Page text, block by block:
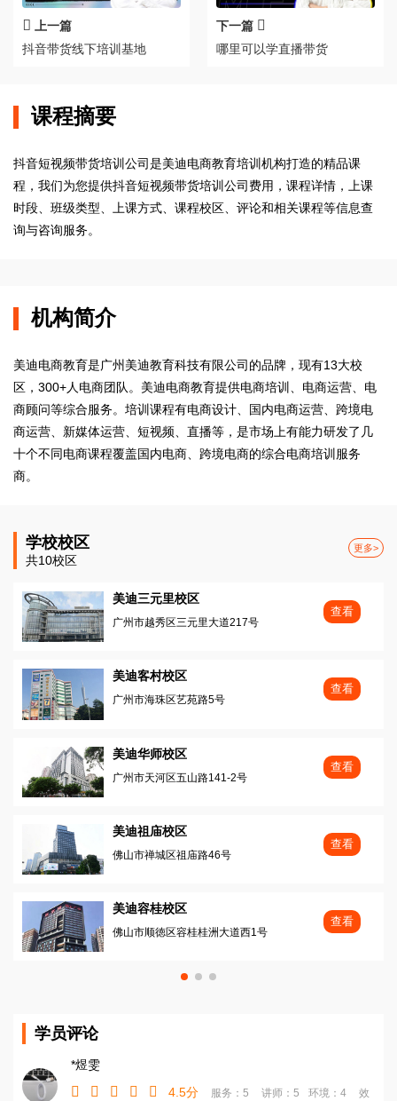
上一篇
抖音带货线下培训基地
下一篇
哪里可以学直播带货
课程摘要
抖音短视频带货培训公司是美迪电商教育培训机构打造的精品课
程，我们为您提供抖音短视频带货培训公司费用，课程详情，上课
时段、班级类型、上课方式、课程校区、评论和相关课程等信息查
询与咨询服务。
机构简介
美迪电商教育是广州美迪教育科技有限公司的品牌，现有13大校
区，300+人电商团队。美迪电商教育提供电商培训、电商运营、电
商顾问等综合服务。培训课程有电商设计、国内电商运营、跨境电
商运营、新媒体运营、短视频、直播等，是市场上有能力研发了几
十个不同电商课程覆盖国内电商、跨境电商的综合电商培训服务
商。
学校校区
共10校区
更多>
美迪三元里校区
广州市越秀区三元里大道217号
查看
美迪客村校区
广州市海珠区艺苑路5号
查看
美迪华师校区
广州市天河区五山路141-2号
查看
美迪祖庙校区
佛山市禅城区祖庙路46号
查看
美迪容桂校区
佛山市顺徳区容桂桂洲大道西1号
查看
学员评论
*煜雯
4.5分
服务：5 讲师：5 环境：4
效